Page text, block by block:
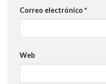
Correo electrónico *
Web